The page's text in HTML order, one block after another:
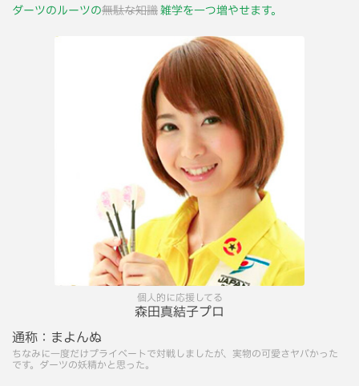
ダーツのルーツの無駄な知識雑学を一つ増やせます。
個人的に応援してる
森田真結子プロ
通称： まよんぬ
ちなみに一度だけプライベートで対戦しましたが、実物の可愛さヤバかった
です。ダーツの妖精かと思った。